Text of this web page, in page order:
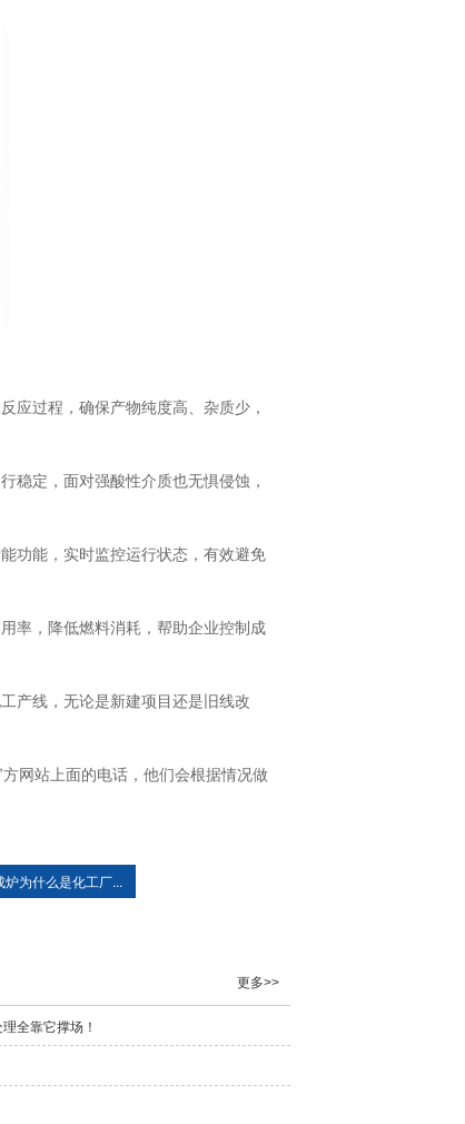
应过程，确保产物纯度高、杂质少，
稳定，面对强酸性介质也无惧侵蚀，
功能，实时监控运行状态，有效避免
率，降低燃料消耗，帮助企业控制成
产线，无论是新建项目还是旧线改
网站上面的电话，他们会根据情况做
炉为什么是化工厂...
更多>>
全靠它撑场！